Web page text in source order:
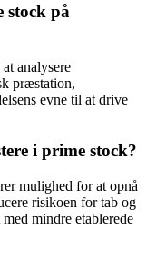
stock på
analysere
præstation,
evne til at drive
i prime stock?
mulighed for at opnå
risikoen for tab og
mindre etablerede